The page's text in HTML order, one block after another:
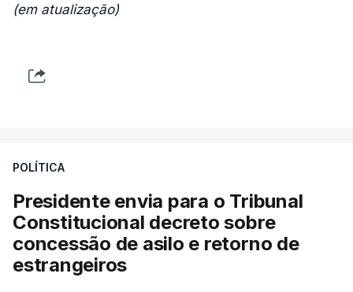
(em atualização)
POLÍTICA
Presidente envia para o Tribunal
Constitucional decreto sobre
concessão de asilo e retorno de
estrangeiros